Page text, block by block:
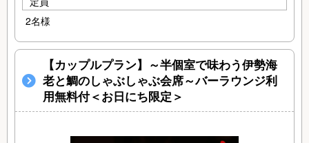
2名様
【カップルプラン】～半個室で味わう伊勢海
老と鯛のしゃぶしゃぶ会席～バーラウンジ利
用無料付＜お日にち限定＞